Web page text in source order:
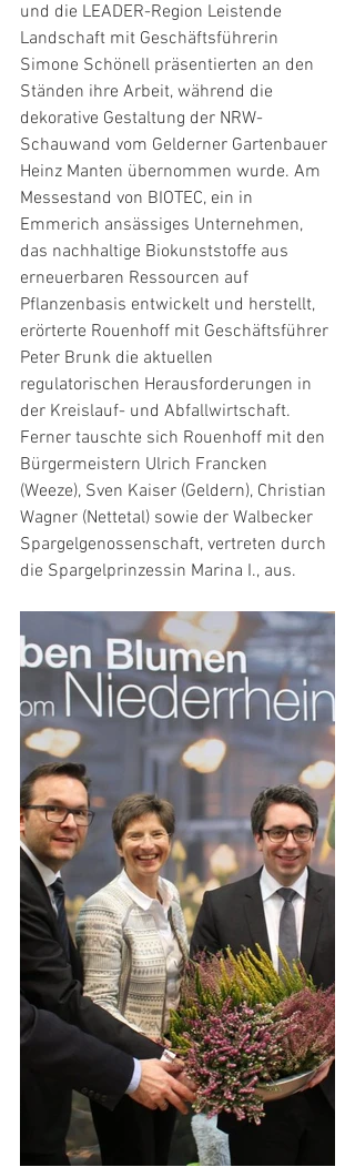
und die LEADER-Region Leistende
Landschaft mit Geschäftsführerin
Simone Schönell präsentierten an den
Ständen ihre Arbeit, während die
dekorative Gestaltung der NRW-
Schauwand vom Gelderner Gartenbauer
Heinz Manten übernommen wurde. Am
Messestand von BIOTEC, ein in
Emmerich ansässiges Unternehmen,
das nachhaltige Biokunststoffe aus
erneuerbaren Ressourcen auf
Pflanzenbasis entwickelt und herstellt,
erörterte Rouenhoff mit Geschäftsführer
Peter Brunk die aktuellen
regulatorischen Herausforderungen in
der Kreislauf- und Abfallwirtschaft.
Ferner tauschte sich Rouenhoff mit den
Bürgermeistern Ulrich Francken
(Weeze), Sven Kaiser (Geldern), Christian
Wagner (Nettetal) sowie der Walbecker
Spargelgenossenschaft, vertreten durch
die Spargelprinzessin Marina I., aus.